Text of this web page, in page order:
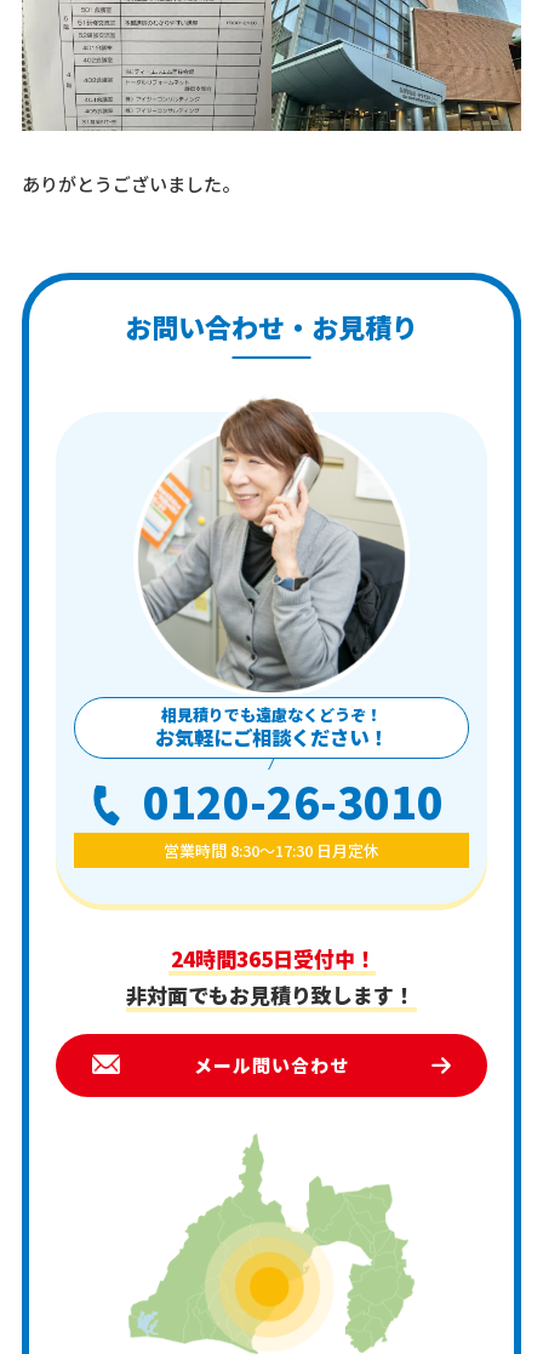
ありがとうございました。
お問い合わせ・お見積り
相見積りでも遠慮なくどうぞ！
お気軽にご相談ください！
0120-26-3010
営業時間 8:30〜17:30 日月定休
24時間365日受付中！
非対面でもお見積り致します！
メール問い合わせ